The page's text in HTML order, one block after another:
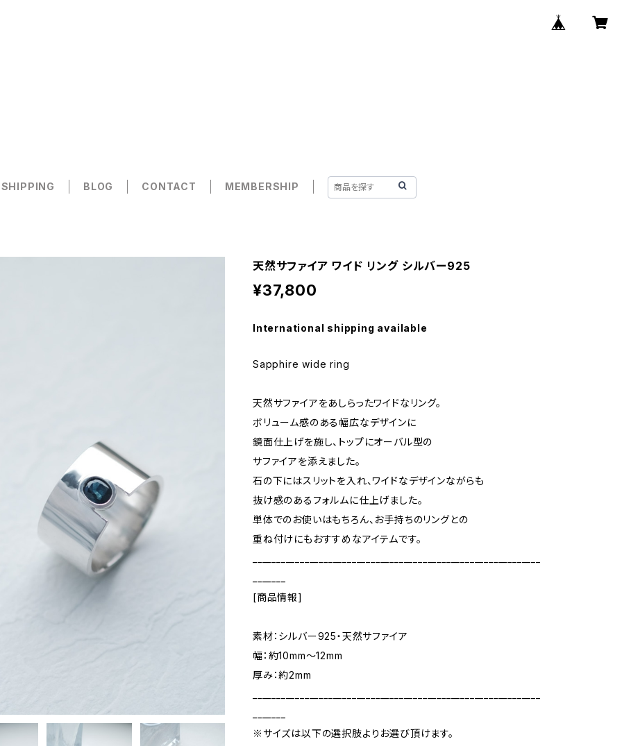
SHIPPING BLOG CONTACT MEMBERSHIP
天然サファイア ワイド リング シルバー925
¥37,800
International shipping available
Sapphire wide ring
天然サファイアをあしらったワイドなリング。
ボリューム感のある幅広なデザインに
鏡面仕上げを施し、トップにオーバル型の
サファイアを添えました。
石の下にはスリットを入れ、ワイドなデザインながらも
抜け感のあるフォルムに仕上げました。
単体でのお使いはもちろん、お手持ちのリングとの
重ね付けにもおすすめなアイテムです。
[商品情報]
素材：シルバー925・天然サファイア
幅：約10mm〜12mm
厚み：約2mm
※サイズは以下の選択肢よりお選び頂けます。